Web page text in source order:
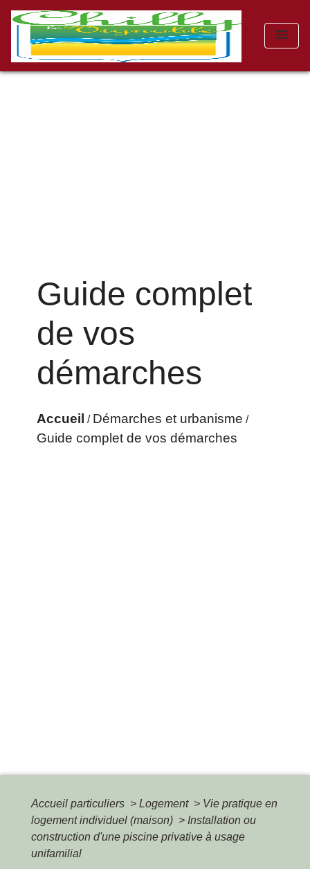
menu
Guide complet
de vos
démarches
Accueil / Démarches et urbanisme /
Guide complet de vos démarches
Accueil particuliers > Logement > Vie pratique en
logement individuel (maison) > Installation ou
construction d'une piscine privative à usage
unifamilial